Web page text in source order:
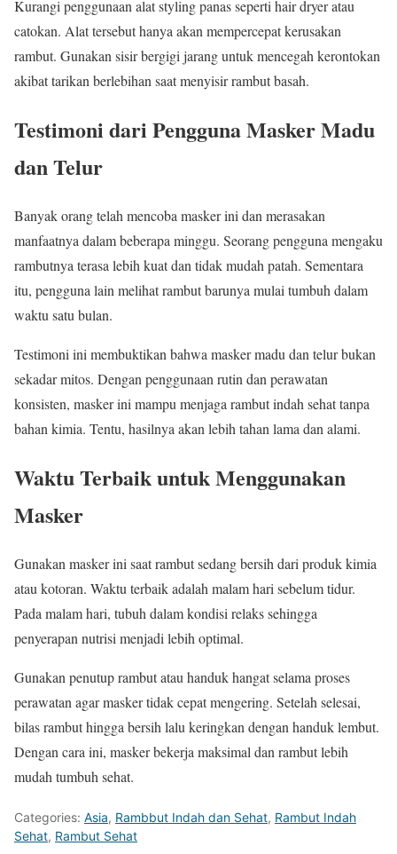
Kurangi penggunaan alat styling panas seperti hair dryer atau
catokan. Alat tersebut hanya akan mempercepat kerusakan
rambut. Gunakan sisir bergigi jarang untuk mencegah kerontokan
akibat tarikan berlebihan saat menyisir rambut basah.
Testimoni dari Pengguna Masker Madu
dan Telur
Banyak orang telah mencoba masker ini dan merasakan
manfaatnya dalam beberapa minggu. Seorang pengguna mengaku
rambutnya terasa lebih kuat dan tidak mudah patah. Sementara
itu, pengguna lain melihat rambut barunya mulai tumbuh dalam
waktu satu bulan.
Testimoni ini membuktikan bahwa masker madu dan telur bukan
sekadar mitos. Dengan penggunaan rutin dan perawatan
konsisten, masker ini mampu menjaga rambut indah sehat tanpa
bahan kimia. Tentu, hasilnya akan lebih tahan lama dan alami.
Waktu Terbaik untuk Menggunakan
Masker
Gunakan masker ini saat rambut sedang bersih dari produk kimia
atau kotoran. Waktu terbaik adalah malam hari sebelum tidur.
Pada malam hari, tubuh dalam kondisi relaks sehingga
penyerapan nutrisi menjadi lebih optimal.
Gunakan penutup rambut atau handuk hangat selama proses
perawatan agar masker tidak cepat mengering. Setelah selesai,
bilas rambut hingga bersih lalu keringkan dengan handuk lembut.
Dengan cara ini, masker bekerja maksimal dan rambut lebih
mudah tumbuh sehat.
Categories: Asia, Rambbut Indah dan Sehat, Rambut Indah
Sehat, Rambut Sehat